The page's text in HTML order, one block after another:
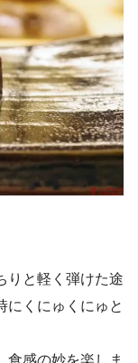
りと軽く弾けた途
にくにゅくにゅと
食感の妙を楽しま